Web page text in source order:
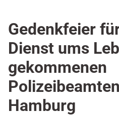
Gedenkfeier
Dienst ums
gekommenen
Hamburg